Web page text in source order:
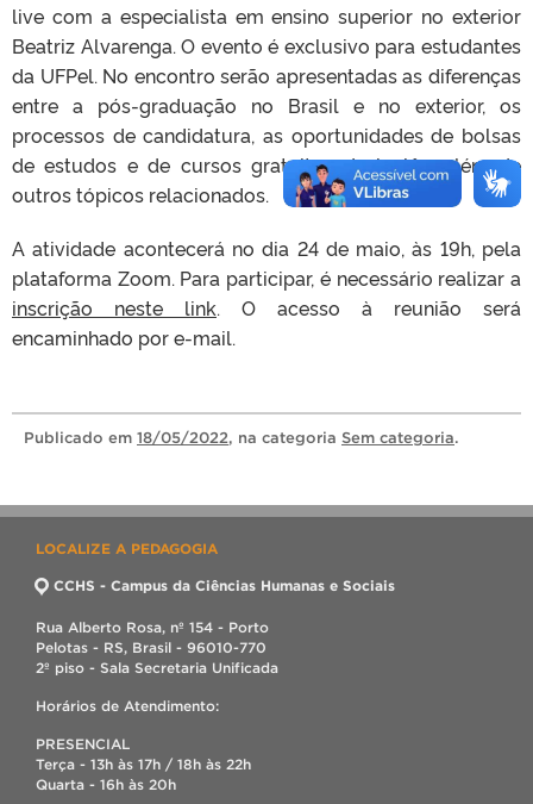
live com a especialista em ensino superior no exterior
Beatriz Alvarenga. O evento é exclusivo para estudantes
da UFPel. No encontro serão apresentadas as diferenças
entre a pós-graduação no Brasil e no exterior, os
processos de candidatura, as oportunidades de bolsas
de estudos e de cursos gratuitos de inglês, além de
outros tópicos relacionados.
A atividade acontecerá no dia 24 de maio, às 19h, pela
plataforma Zoom. Para participar, é necessário realizar a
inscrição neste link. O acesso à reunião será
encaminhado por e-mail.
Publicado em 18/05/2022, na categoria Sem categoria.
LOCALIZE A PEDAGOGIA
CCHS - Campus da Ciências Humanas e Sociais
Rua Alberto Rosa, nº 154 - Porto
Pelotas - RS, Brasil - 96010-770
2º piso - Sala Secretaria Unificada
Horários de Atendimento:
PRESENCIAL
Terça - 13h às 17h / 18h às 22h
Quarta - 16h às 20h